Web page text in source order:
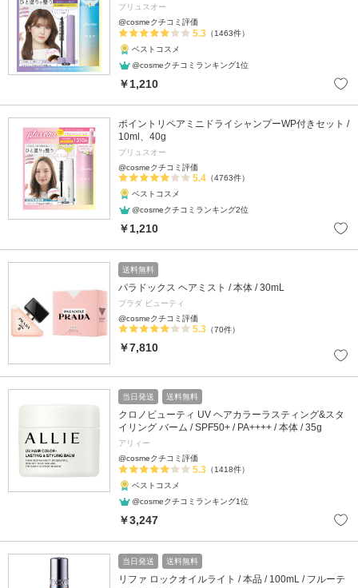
プリュスオー
@cosmeクチコミ評価
5.3 （1463件）
ベストコスメ
@cosmeクチコミランキング1位
￥1,210
ポイントリペアミニドライシャンプーWP付きセット /
10ml、40g
プリュスオー
@cosmeクチコミ評価
5.4 （4763件）
ベストコスメ
@cosmeクチコミランキング2位
￥1,210
送料無料
パラドックス ヘアミスト / 本体 / 30mL
プラダ ビューティ
@cosmeクチコミ評価
5.3 （70件）
￥7,810
当日発送 送料無料
クロノビューティ UV ヘアカラーラスティング&スタ
イリング バーム / SPF50+ / PA++++ / 本体 / 35g
アリィー
@cosmeクチコミ評価
5.3 （1418件）
ベストコスメ
@cosmeクチコミランキング1位
￥3,247
当日発送 送料無料
リファ ロックオイルライト / 本品 / 100mL / フルーテ